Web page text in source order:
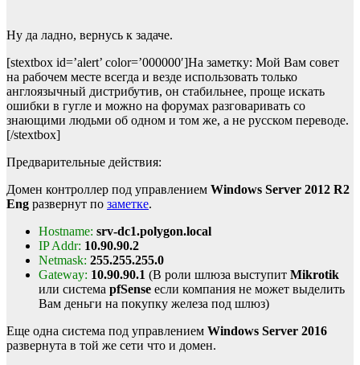
Ну да ладно, вернусь к задаче.
[stextbox id=’alert’ color=’000000′]На заметку: Мой Вам совет
на рабочем месте всегда и везде использовать только
англоязычный дистрибутив, он стабильнее, проще искать
ошибки в гугле и можно на форумах разговаривать со
знающими людьми об одном и том же, а не русском переводе.
[/stextbox]
Предварительные действия:
Домен контроллер под управлением Windows Server 2012 R2
Eng развернут по заметке.
Hostname: srv-dc1.polygon.local
IP Addr: 10.90.90.2
Netmask: 255.255.255.0
Gateway: 10.90.90.1 (В роли шлюза выступит Mikrotik
или система pfSense если компания не может выделить
Вам деньги на покупку железа под шлюз)
Еще одна система под управлением Windows Server 2016
развернута в той же сети что и домен.